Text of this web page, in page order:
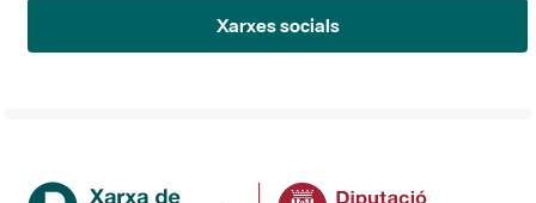
Xarxes socials